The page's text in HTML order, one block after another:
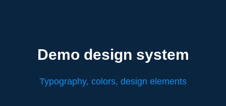
Demo design system
Typography, colors, design elements